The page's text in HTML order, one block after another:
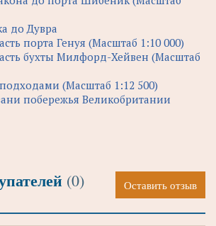
до Дувра
порта Генуя (Масштаб 1:10 000)
бухты Милфорд-Хейвен (Масштаб
(Масштаб 1:12 500)
побережья Великобритании
(0) Оставить отзыв